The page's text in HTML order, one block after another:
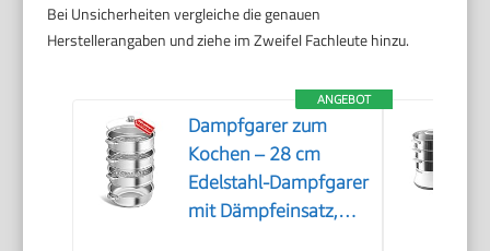
Bei Unsicherheiten vergleiche die genauen
Herstellerangaben und ziehe im Zweifel Fachleute hinzu.
ANGEBOT
Dampfgarer zum
Kochen – 28 cm
Edelstahl-Dampfgarer
mit Dämpfeinsatz,